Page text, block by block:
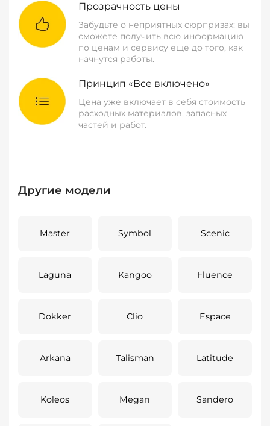
Прозрачность цены
Забудьте о неприятных сюрпризах: вы
сможете получить всю информацию
по ценам и сервису еще до того, как
начнутся работы.
Принцип «Все включено»
Цена уже включает в себя стоимость
расходных материалов, запасных
частей и работ.
Другие модели
Master Symbol Scenic
Laguna Kangoo Fluence
Dokker Clio Espace
Arkana Talisman Latitude
Koleos Megan Sandero